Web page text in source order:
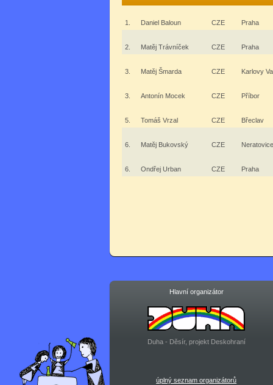
1. Daniel Baloun CZE Praha
2. Matěj Trávníček CZE Praha
3. Matěj Šmarda CZE Karlovy
3. Antonín Mocek CZE Příbor
5. Tomáš Vrzal CZE Břeclav
6. Matěj Bukovský CZE Neratovice
6. Ondřej Urban CZE Praha
Hlavní organizátor
Duha - Děsír, projekt Deskohraní
úplný seznam organizátorů